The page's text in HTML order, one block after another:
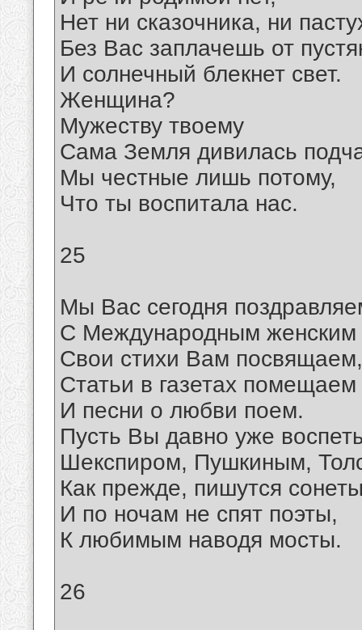
Нет ни сказочника, ни
Без Вас заплачешь от
И солнечный блекнет свет.
Женщина?
Мужеству твоему
Сама Земля дивилась
Мы честные лишь потому,
Что ты воспитала нас.
25
Мы Вас сегодня
С Международным женским
Свои стихи Вам посвящаем,
Статьи в газетах помещаем
И песни о любви поем.
Пусть Вы давно уже
Шекспиром, Пушкиным,
Как прежде, пишутся
И по ночам не спят поэты,
К любимым наводя мосты.
26